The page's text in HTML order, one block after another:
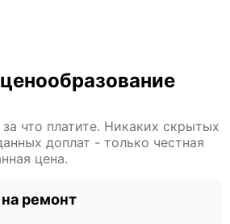
что платите. Никаких скрытых
доплат - только честная
цена.
ремонт